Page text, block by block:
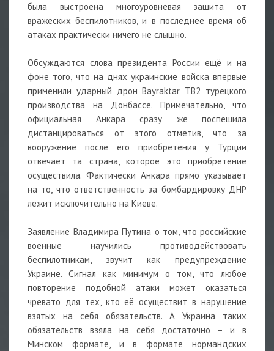
была выстроена многоуровневая защита от
вражеских беспилотников, и в последнее время об
атаках практически ничего не слышно.
Обсуждаются слова президента России ещё и на
фоне того, что на днях украинские войска впервые
применили ударный дрон Bayraktar TB2 турецкого
производства на Донбассе. Примечательно, что
официальная Анкара сразу же поспешила
дистанцироваться от этого отметив, что за
вооружение после его приобретения у Турции
отвечает та страна, которое это приобретение
осуществила. Фактически Анкара прямо указывает
на то, что ответственность за бомбардировку ДНР
лежит исключительно на Киеве.
Заявление Владимира Путина о том, что российские
военные научились противодействовать
беспилотникам, звучит как предупреждение
Украине. Сигнал как минимум о том, что любое
повторение подобной атаки может оказаться
чревато для тех, кто её осуществит в нарушение
взятых на себя обязательств. А Украина таких
обязательств взяла на себя достаточно – и в
Минском формате, и в формате нормандских